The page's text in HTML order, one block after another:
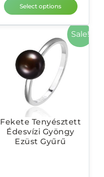
Select options
Sale!
Fekete Tenyésztett
Édesvízi Gyöngy
Ezüst Gyűrű